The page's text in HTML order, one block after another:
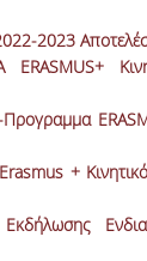
ΦΟΙΤΗΤΕΣ
ΚΑΙ
ΑΣΚΗΣΗ
2023
+